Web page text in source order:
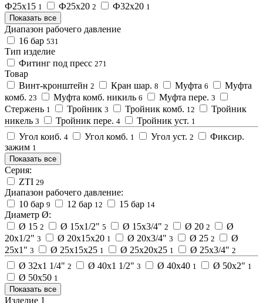
Ф25х15 1 Ф25х20 2 Ф32х20 1
Показать все
Диапазон рабочего давление
16 бар 531
Тип изделие
Фитинг под пресс 271
Товар
Винт-кронштейн 2 Кран шар. 8 Муфта 6
Муфта
комб. 23 Муфта комб. никиль 6 Муфта пере. 3
Стержень 1 Тройник 3 Тройник комб. 12
Тройник
никель 3 Тройник пере. 4 Тройник уст. 1
Угол коиб. 4 Угол комб. 1 Угол уст. 2
Фиксир.
зажим 1
Показать все
Серия:
ZTI 29
Диапазон рабочего давление:
10 бар 9 12 бар 12 15 бар 14
Диаметр Ø:
Ø 15 2 Ø 15х1/2" 5 Ø 15х3/4" 2 Ø 20 2
Ø
20х1/2" 3 Ø 20х15х20 1 Ø 20х3/4" 3 Ø 25 2
Ø
25х1" 3 Ø 25х15х25 1 Ø 25х20х25 1 Ø 25х3/4" 2
Ø 32х1 1/4" 2 Ø 40х1 1/2" 3 Ø 40х40 1 Ø 50х2" 1
Ø 50х50 1
Показать все
Изделие 1